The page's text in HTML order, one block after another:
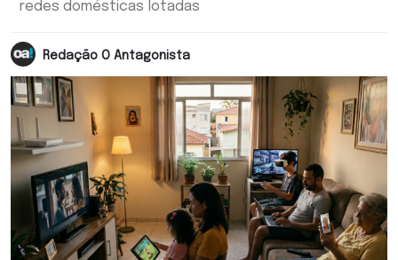
redes domésticas lotadas
Redação O Antagonista